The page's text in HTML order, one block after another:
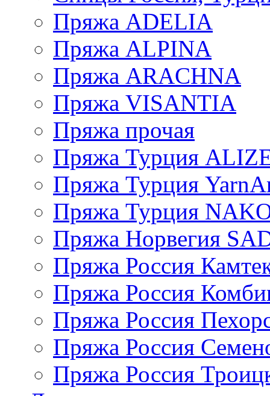
Пряжа ADELIA
Пряжа ALPINA
Пряжа ARACHNA
Пряжа VISANTIA
Пряжа прочая
Пряжа Турция
Пряжа Турция
Пряжа Турция
Пряжа Норвегия
Пряжа Россия
Пряжа Россия
Пряжа Россия
Пряжа Россия
Пряжа Россия